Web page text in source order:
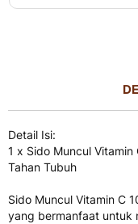
Detail Isi:
1 x Sido Muncul
Tahan Tubuh
Sido Muncul Vitamin C
yang bermanfaat untuk